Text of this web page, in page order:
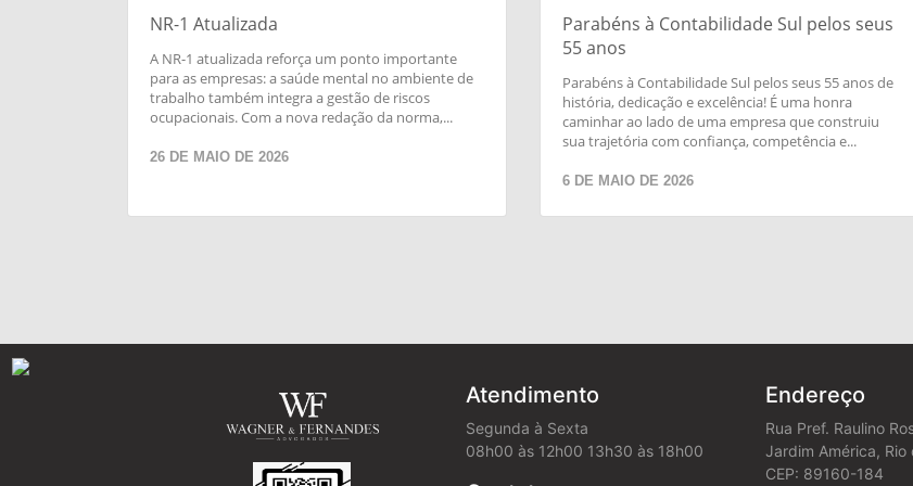
NR-1 Atualizada
A NR-1 atualizada reforça um ponto importante
para as empresas: a saúde mental no ambiente de
trabalho também integra a gestão de riscos
ocupacionais. Com a nova redação da norma,...
26 DE MAIO DE 2026
Parabéns à Contabilidade Sul pelos seus
55 anos
Parabéns à Contabilidade Sul pelos seus 55 anos de
história, dedicação e excelência! É uma honra
caminhar ao lado de uma empresa que construiu
sua trajetória com confiança, competência e...
6 DE MAIO DE 2026
Atendimento
Segunda à Sexta
08h00 às 12h00 13h30 às 18h00
Endereço
Rua Pref. Raulino
Jardim América, Rio
CEP: 89160-184